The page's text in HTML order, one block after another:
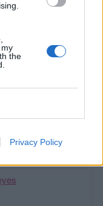
the
Privacy Policy
mé zdi